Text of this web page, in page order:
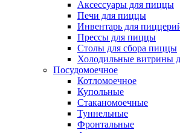
Аксессуары для пиццы
Печи для пиццы
Инвентарь для
Прессы для пиццы
Столы для сбора пиццы
Холодильные витрины
Посудомоечное
Котломоечное
Купольные
Стаканомоечные
Туннельные
Фронтальные